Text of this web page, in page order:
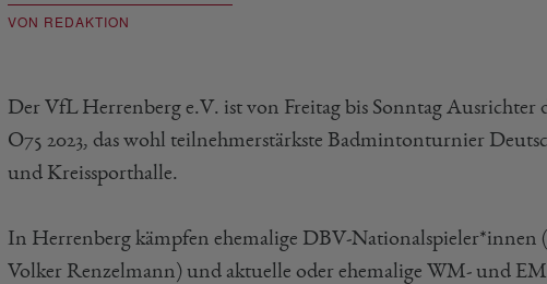
VON REDAKTION
Der VfL Herrenberg e.V. ist von Freitag bis Sonntag Ausrichter
O75 2023, das wohl teilnehmerstärkste Badmintonturnier
und Kreissporthalle.
In Herrenberg kämpfen ehemalige DBV-Nationalspieler*innen
Volker Renzelmann) und aktuelle oder ehemalige WM- und